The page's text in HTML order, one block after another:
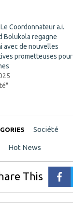
i
n
n
e
w
w
n
d
o
Le Coordonnateur a.i.
Bolukola regagne
avec de nouvelles
prometteuses pour
Société
Hot News
This